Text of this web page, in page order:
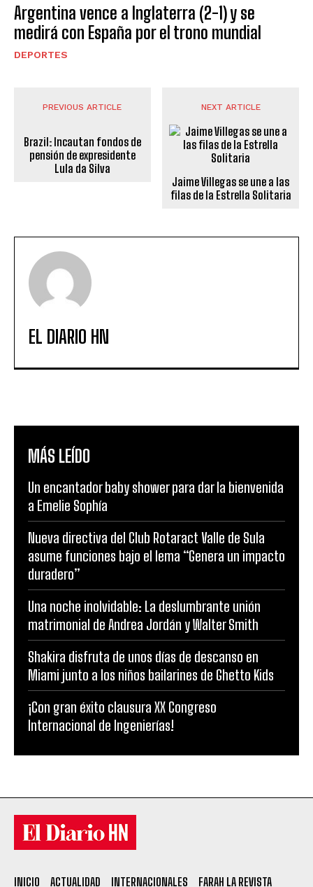
Argentina vence a Inglaterra (2-1) y se
medirá con España por el trono mundial
DEPORTES
PREVIOUS ARTICLE
Brazil: Incautan fondos de
pensión de expresidente
Lula da Silva
NEXT ARTICLE
Jaime Villegas se une a las
filas de la Estrella Solitaria
EL DIARIO HN
MÁS LEÍDO
Un encantador baby shower para dar la bienvenida
a Emelie Sophía
Nueva directiva del Club Rotaract Valle de Sula
asume funciones bajo el lema “Genera un impacto
duradero”
Una noche inolvidable: La deslumbrante unión
matrimonial de Andrea Jordán y Walter Smith
Shakira disfruta de unos días de descanso en
Miami junto a los niños bailarines de Ghetto Kids
¡Con gran éxito clausura XX Congreso
Internacional de Ingenierías!
INICIO ACTUALIDAD INTERNACIONALES
FARAH LA REVISTA